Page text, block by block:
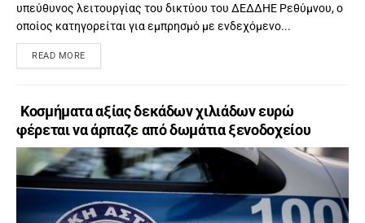
υπεύθυνος λειτουργίας του δικτύου του ΔΕΔΔΗΕ Ρεθύμνου, ο
οποίος κατηγορείται για εμπρησμό με ενδεχόμενο...
READ MORE
Κοσμήματα αξίας δεκάδων χιλιάδων ευρώ
φέρεται να άρπαζε από δωμάτια ξενοδοχείου